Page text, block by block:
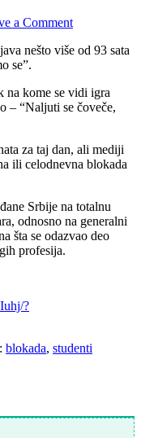
a Comment
nešto više od 93 sata
se”.
na kome se vidi igra
– “Naljuti se čoveče,
za taj dan, ali mediji
ili celodnevna blokada
Srbije na totalnu
odnosno na generalni
šta se odazvao deo
profesija.
?
blokada, studenti